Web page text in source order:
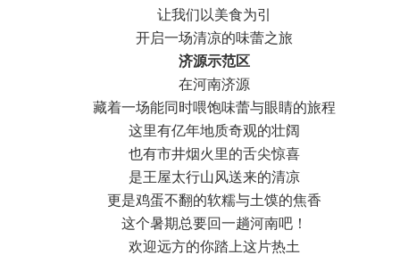
让我们以美食为引
开启一场清凉的味蕾之旅
济源示范区
在河南济源
藏着一场能同时喂饱味蕾与眼睛的旅程
这里有亿年地质奇观的壮阔
也有市井烟火里的舌尖惊喜
是王屋太行山风送来的清凉
更是鸡蛋不翻的软糯与土馍的焦香
这个暑期总要回一趟河南吧！
欢迎远方的你踏上这片热土